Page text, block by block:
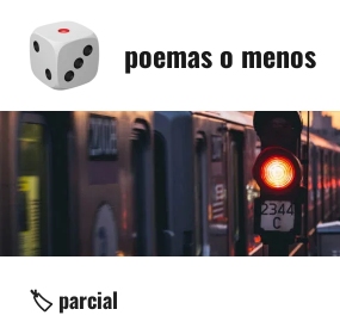
contenido
poemas o menos
🏷️ parcial